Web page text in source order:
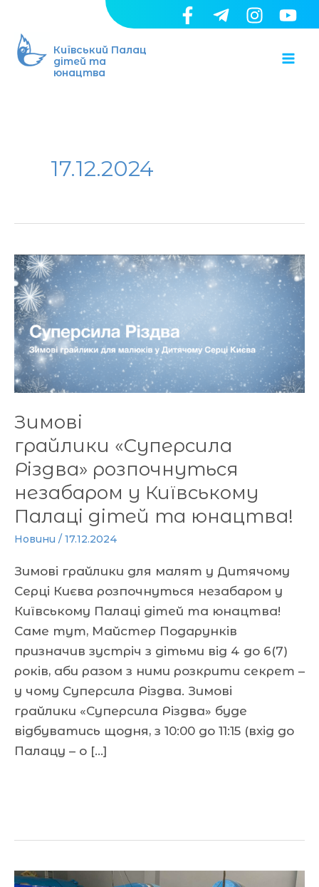
вмісту
Київський Палац
дітей та
юнацтва
17.12.2024
Зимові
грайлики «Суперсила
Різдва» розпочнуться
незабаром у Київському
Палаці дітей та юнацтва!
Новини / 17.12.2024
Зимові грайлики для малят у Дитячому
Серці Києва розпочнуться незабаром у
Київському Палаці дітей та юнацтва!
Саме тут, Майстер Подарунків
призначив зустріч з дітьми від 4 до 6(7)
років, аби разом з ними розкрити секрет –
у чому Суперсила Різдва. Зимові
грайлики «Суперсила Різдва» буде
відбуватись щодня, з 10:00 до 11:15 (вхід до
Палацу – о […]
Зимові
грайлики «Суперсила
Різдва»
розпочнуться
незабаром
Київському
дітей
та
юнацтва!
Захоплюючі